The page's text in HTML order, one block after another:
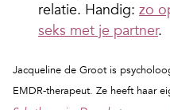
relatie. Handig: zo
seks met je partner.
Jacqueline de Groot is
EMDR-therapeut. Ze heeft haar